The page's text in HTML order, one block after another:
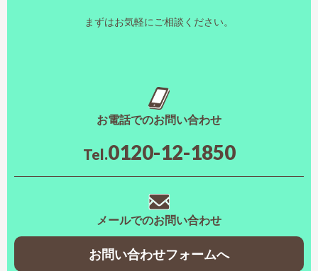
まずはお気軽にご相談ください。
お電話でのお問い合わせ
Tel.0120-12-1850
メールでのお問い合わせ
お問い合わせフォームへ